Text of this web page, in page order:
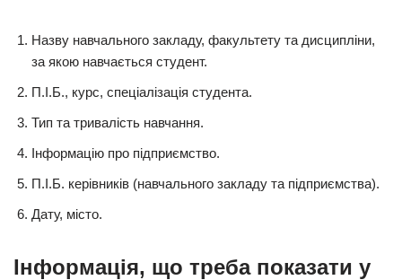
Назву навчального закладу, факультету та дисципліни,
за якою навчається студент.
П.І.Б., курс, спеціалізація студента.
Тип та тривалість навчання.
Інформацію про підприємство.
П.І.Б. керівників (навчального закладу та підприємства).
Дату, місто.
Інформація, що треба показати у